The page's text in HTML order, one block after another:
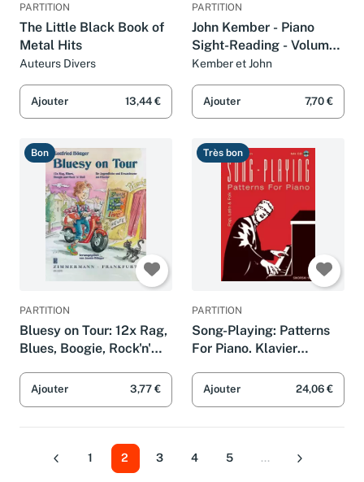
PARTITION
The Little Black Book of
Metal Hits
Auteurs Divers
Ajouter 13,44 €
PARTITION
John Kember - Piano
Sight-Reading - Volume
1: A Fresh Approach
Kember et John
Ajouter 7,70 €
Bon
PARTITION
Bluesy on Tour: 12x Rag,
Blues, Boogie, Rock'n'
Erwachsene. Klavier.
Ajouter 3,77 €
Très bon
PARTITION
Song-Playing: Patterns
For Piano. Klavier
Ajouter 24,06 €
Précédent
1 2 3 4 5 ... Suivant